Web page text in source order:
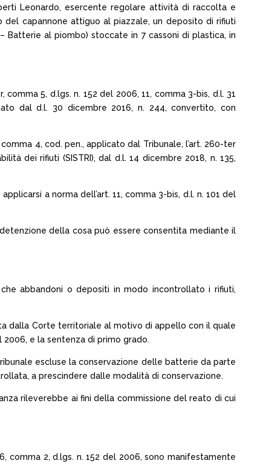
Leonardo, esercente regolare attività di raccolta e
del capannone attiguo al piazzale, un deposito di rifiuti
Batterie al piombo) stoccate in 7 cassoni di plastica, in
5, d.lgs. n. 152 del 2006, 11, comma 3-bis, d.l. 31
dal d.l. 30 dicembre 2016, n. 244, convertito, con
4, cod. pen., applicato dal Tribunale, l’art. 260-ter
dei rifiuti (SISTRI), dal d.l. 14 dicembre 2018, n. 135,
a norma dell’art. 11, comma 3-bis, d.l. n. 101 del
della cosa può essere consentita mediante il
abbandoni o depositi in modo incontrollato i rifiuti,
dalla Corte territoriale al motivo di appello con il quale
e la sentenza di primo grado.
escluse la conservazione delle batterie da parte
a prescindere dalle modalità di conservazione.
rileverebbe ai fini della commissione del reato di cui
comma 2, d.lgs. n. 152 del 2006, sono manifestamente